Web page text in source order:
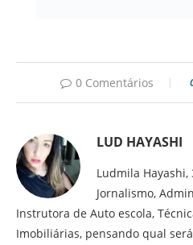
0 Comentários
LUD HAYASHI
Ludmila Hayashi,
Jornalismo,
Instrutora de Auto escola,
Imobiliárias, pensando qual